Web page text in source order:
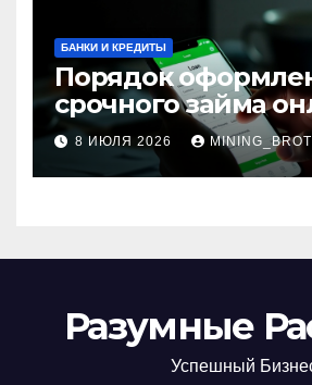
БАНКИ И КРЕДИТЫ
Порядок
срочного займа
8 ИЮЛЯ 2026
Разумные
Успешный